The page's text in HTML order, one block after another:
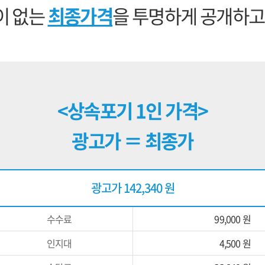
없는최종가격을 투명하게 공개하
<상속포기 1인 가격>
광고가 ＝ 최종가
광고가 142,340 원
수수료
99,000 원
인지대
4,500 원